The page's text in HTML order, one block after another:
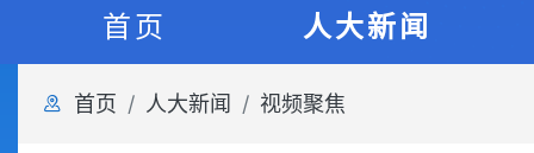
首页 人大新闻
首页 人大新闻 视频聚焦